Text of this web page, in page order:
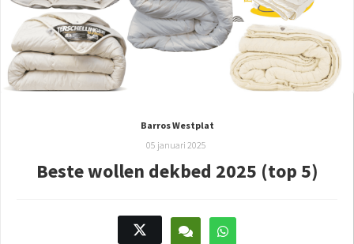
Barros Westplat
05 januari 2025
Beste wollen dekbed 2025 (top 5)